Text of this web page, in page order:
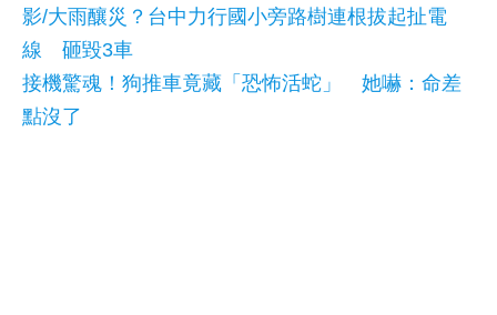
影/大雨釀災？台中力行國小旁路樹連根拔起扯電
線 砸毀3車
接機驚魂！狗推車竟藏「恐怖活蛇」 她嚇：命差
點沒了